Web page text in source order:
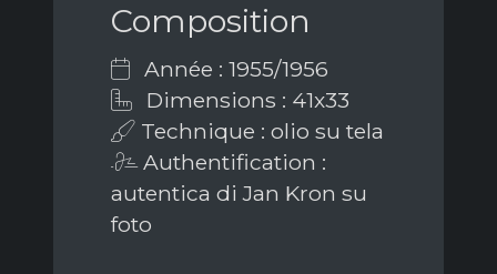
Composition
Année : 1955/1956
Dimensions : 41x33
Technique : olio su tela
Authentification :
autentica di Jan Kron su
foto